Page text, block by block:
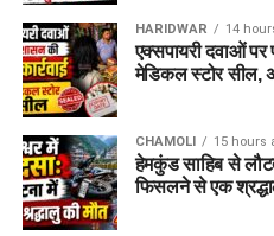
HARIDWAR 14
एक्सपायरी दवाओं पर
मेडिकल स्टोर सील,
CHAMOLI 15 hours
हेमकुंड साहिब से
फिसलने से एक